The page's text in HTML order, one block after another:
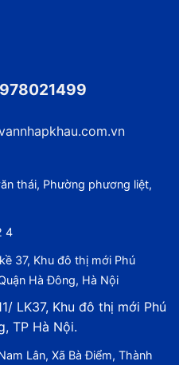
thái, Phường phương liệt,
4
37, Khu đô thị mới Phú
Hà Đông, Hà Nội
LK37, Khu đô thị mới Phú
TP Hà Nội.
Lân, Xã Bà Điểm, Thành